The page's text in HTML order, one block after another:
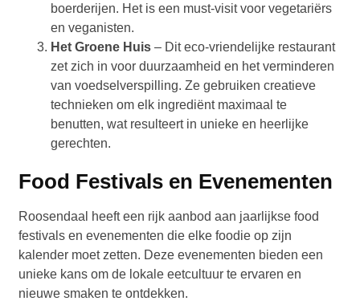
boerderijen. Het is een must-visit voor vegetariërs
en veganisten.
Het Groene Huis – Dit eco-vriendelijke restaurant
zet zich in voor duurzaamheid en het verminderen
van voedselverspilling. Ze gebruiken creatieve
technieken om elk ingrediënt maximaal te
benutten, wat resulteert in unieke en heerlijke
gerechten.
Food Festivals en Evenementen
Roosendaal heeft een rijk aanbod aan jaarlijkse food
festivals en evenementen die elke foodie op zijn
kalender moet zetten. Deze evenementen bieden een
unieke kans om de lokale eetcultuur te ervaren en
nieuwe smaken te ontdekken.